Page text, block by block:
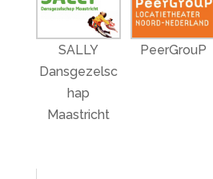
SALLY
Dansgezelsc
hap
Maastricht
PeerGrouP